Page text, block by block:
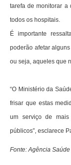
tarefa de monitorar a
todos os hospitais.
É importante
poderão afetar
ou seja, aqueles que
“O Ministério da
frisar que estas
um serviço de
públicos”, esclarece
Fonte: Agência Saúde